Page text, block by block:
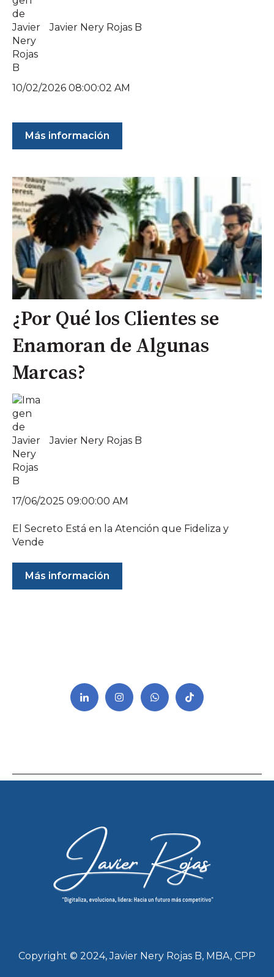
Javier Nery Rojas B
10/02/2026 08:00:02 AM
Más información
¿Por Qué los Clientes se
Enamoran de Algunas
Marcas?
Javier Nery Rojas B
17/06/2025 09:00:00 AM
El Secreto Está en la Atención que Fideliza y
Vende
Más información
Copyright © 2024, Javier Nery Rojas B, MBA, CPP